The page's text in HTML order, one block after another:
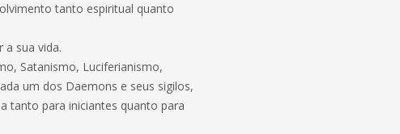
tanto espiritual quanto
sua vida.
Satanismo, Luciferianismo,
um dos Daemons e seus sigilos,
tanto para iniciantes quanto para